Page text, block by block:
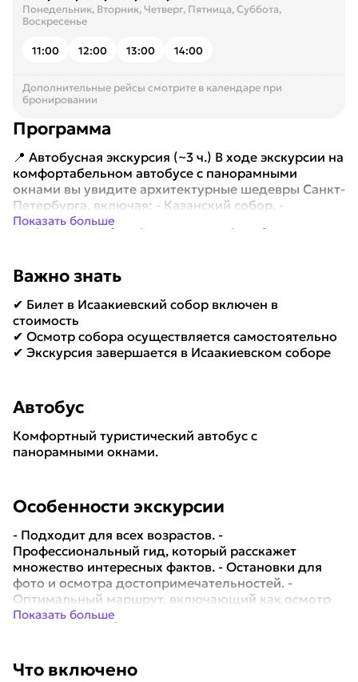
Понедельник, Вторник, Четверг, Пятница, Суббота,
Воскресенье
11:00 12:00 13:00 14:00
Дополнительные рейсы смотрите в календаре при
бронировании
Программа
📍 Автобусная экскурсия (~3 ч.) В ходе экскурсии на
комфортабельном автобусе с панорамными
окнами вы увидите архитектурные шедевры Санкт-
Петербурга, включая: - Казанский собор, -
Петропавловскую крепость, - Дворцовую...
Показать больше
Важно знать
✔ Билет в Исаакиевский собор включен в
стоимость
✔ Осмотр собора осуществляется самостоятельно
✔ Экскурсия завершается в Исаакиевском соборе
Автобус
Комфортный туристический автобус с
панорамными окнами.
Особенности экскурсии
- Подходит для всех возрастов. -
Профессиональный гид, который расскажет
множество интересных фактов. - Остановки для
фото и осмотра достопримечательностей. -
Оптимальный маршрут, включающий как осмотр
главных достоприме...
Показать больше
Что включено